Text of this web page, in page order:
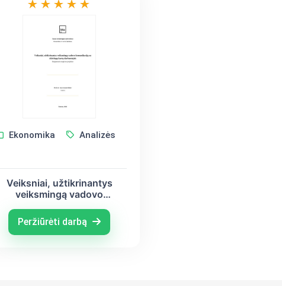
Ekonomika Analizės
Veiksniai, užtikrinantys
veiksmingą vadovo
kartų darbuotojais
Peržiūrėti darbą